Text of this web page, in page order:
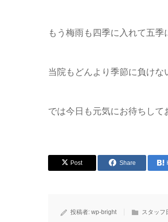
もう梅雨も四季に入れて五季
当院もどんより季節に負けな
では今日も元気にお待ちして
Post Share
投稿者: wp-bright スタッフ